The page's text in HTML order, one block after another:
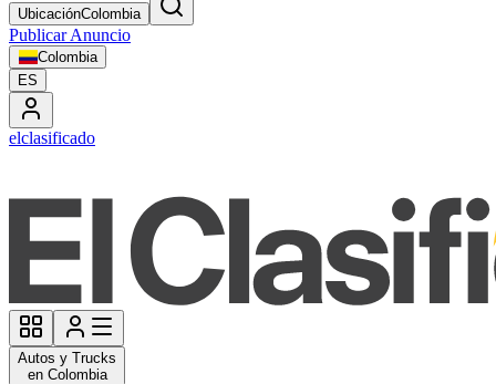
UbicaciónColombia
Publicar Anuncio
Colombia
ES
elclasificado
Autos y Trucks
en Colombia